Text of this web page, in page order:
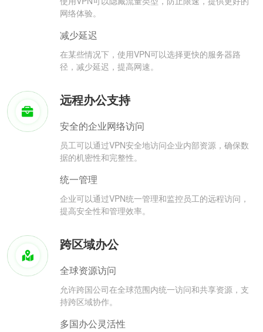
网络体验。
减少延迟
在某些情况下，使用VPN可以选择更快的服务器路
径，减少延迟，提高网速。
远程办公支持
安全的企业网络访问
员工可以通过VPN安全地访问企业内部资源，确保数
据的机密性和完整性。
统一管理
企业可以通过VPN统一管理和监控员工的远程访问，
提高安全性和管理效率。
跨区域办公
全球资源访问
允许跨国公司在全球范围内统一访问和共享资源，支
持跨区域协作。
多国办公灵活性